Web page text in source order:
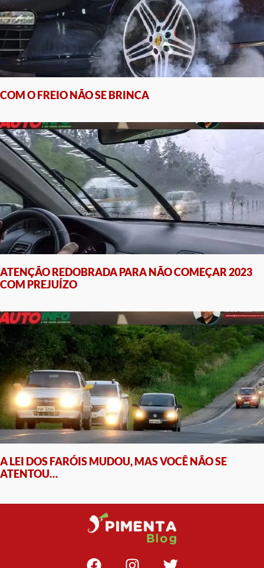
COM O FREIO NÃO SE BRINCA
ATENÇÃO REDOBRADA PARA NÃO COMEÇAR 2023
COM PREJUÍZO
A LEI DOS FARÓIS MUDOU, MAS VOCÊ NÃO SE
ATENTOU…